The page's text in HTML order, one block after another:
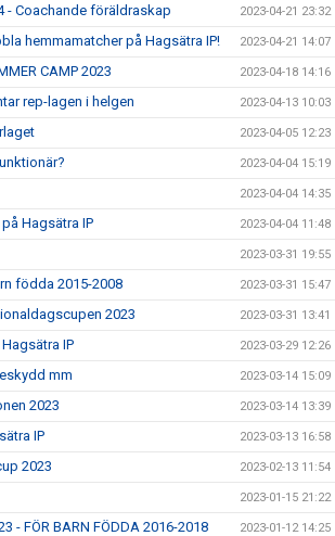
- Coachande föräldraskap 2023-04-21 23:32
hemmamatcher på Hagsätra IP! 2023-04-21 14:07
CAMP 2023 2023-04-18 14:16
rep-lagen i helgen 2023-04-13 10:03
2023-04-05 12:23
2023-04-04 15:19
2023-04-04 14:35
Hagsätra IP 2023-04-04 11:48
2023-03-31 19:55
födda 2015-2008 2023-03-31 15:47
2023 2023-03-31 13:41
IP 2023-03-29 12:26
mm 2023-03-14 15:09
2023 2023-03-14 13:39
IP 2023-03-13 16:58
2023 2023-02-13 11:54
2023-01-15 21:22
- FÖR BARN FÖDDA 2016-2018 2023-01-12 14:25